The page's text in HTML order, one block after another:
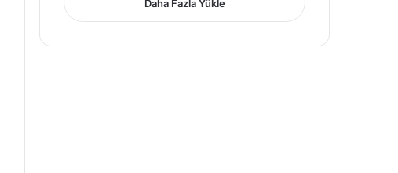
Daha Fazla Yükle